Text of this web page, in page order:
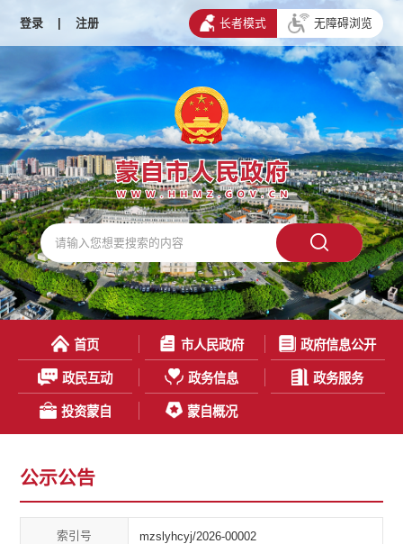
登录 | 注册 长者模式 无障碍浏览
首页 市人民政府 政府信息公开
政民互动 政务信息 政务服务
投资蒙自 蒙自概况
公示公告
索引号 mzslyhcyj/2026-00002